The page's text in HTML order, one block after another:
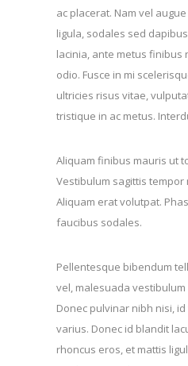
ac placerat. Nam vel
ligula, sodales sed
lacinia, ante metus finibus
odio. Fusce in mi
ultricies risus vitae,
tristique in ac metus.
Aliquam finibus mauris ut
Vestibulum sagittis tempor
Aliquam erat volutpat.
faucibus sodales.
Pellentesque bibendum
vel, malesuada
Donec pulvinar nibh nisi,
varius. Donec id blandit
rhoncus eros, et mattis